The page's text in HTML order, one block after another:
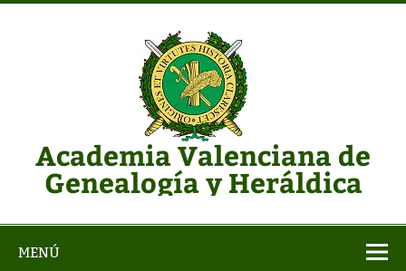
Saltar
Academia Valenciana de
Genealogía y Heráldica
MENÚ